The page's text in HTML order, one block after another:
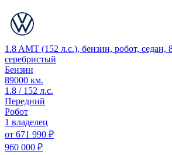
1.8 AMT (152 л.с.), бензин, робот, седан,
серебристый
Бензин
89000 км.
1.8 / 152 л.с.
Передний
Робот
1 владелец
от 671 990 ₽
960 000 ₽